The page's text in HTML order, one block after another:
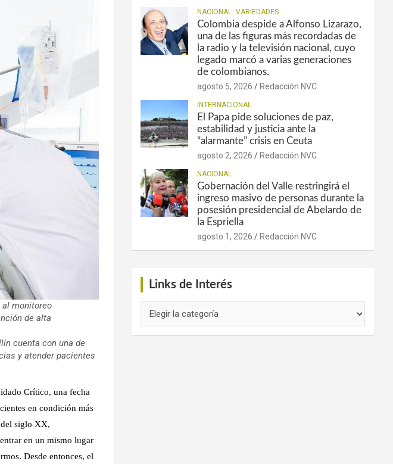
al monitoreo
de alta
cuenta con una de
y atender pacientes
Crítico, una fecha
en condición más
del siglo XX,
en un mismo lugar
Desde entonces, el
NACIONAL VARIEDADES
Colombia despide a Alfonso Lizarazo,
una de las figuras más recordadas de
la radio y la televisión nacional, cuyo
legado marcó a varias generaciones
de colombianos.
agosto 5, 2026 Redacción NVC
INTERNACIONAL
El Papa pide soluciones de paz,
estabilidad y justicia ante la
“alarmante” crisis en Ceuta
agosto 2, 2026 Redacción NVC
NACIONAL
Gobernación del Valle restringirá el
ingreso masivo de personas durante la
posesión presidencial de Abelardo de
la Espriella
agosto 1, 2026 Redacción NVC
Links de Interés
de